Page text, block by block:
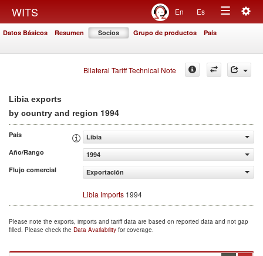
WITS En Es
Toggle
Datos Básicos Resumen Socios Grupo de productos País
Bilateral Tariff Technical Note
Libia exports
by country and region 1994
País
Libia
Año/Rango
1994
Flujo comercial
Exportación
Libia Imports 1994
Please note the exports, imports and tariff data are based on reported data and not gap
filled. Please check the Data Availability for coverage.